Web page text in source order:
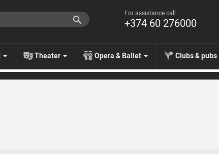
For assistance call
+374 60 276000
Theater Opera & Ballet Clubs & pubs